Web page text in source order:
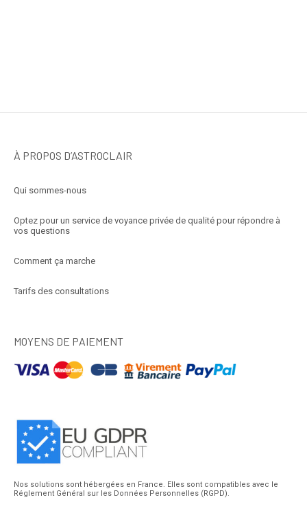
À PROPOS D’ASTROCLAIR
Qui sommes-nous
Optez pour un service de voyance privée de qualité pour répondre à
vos questions
Comment ça marche
Tarifs des consultations
MOYENS DE PAIEMENT
Nos solutions sont hébergées en France. Elles sont compatibles avec le
Réglement Général sur les Données Personnelles (RGPD).